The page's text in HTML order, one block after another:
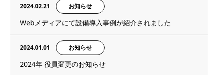
2024.02.21 お知らせ
Webメディアにて設備導入事例が紹介されました
2024.01.01 お知らせ
2024年 役員変更のお知らせ